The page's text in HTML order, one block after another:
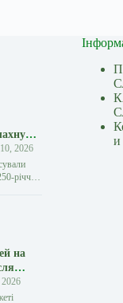
2026
річчя
на
—
и